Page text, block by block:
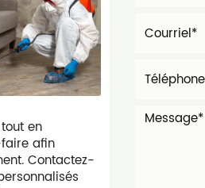
en
afin
Contactez-